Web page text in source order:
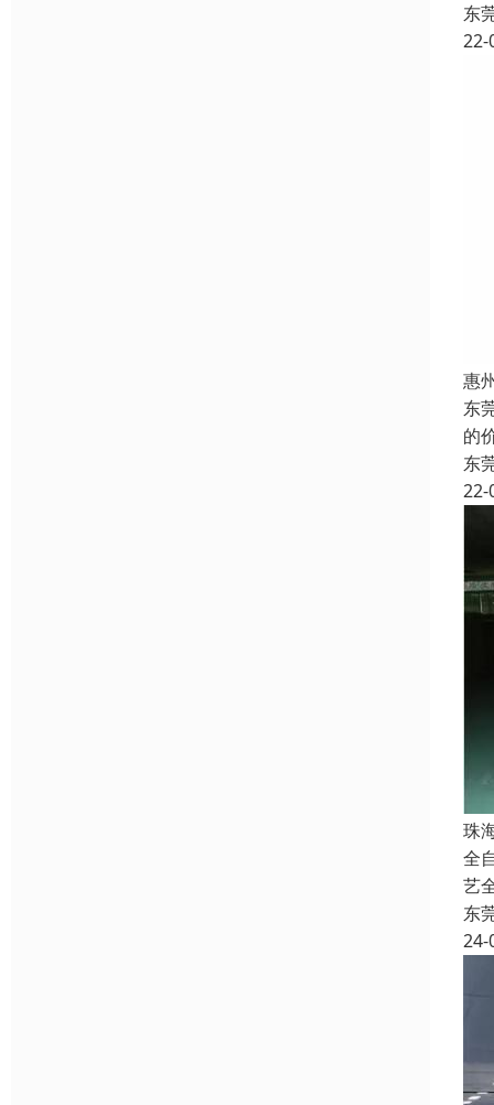
东
22-
惠
东
的
东
22-
珠
全
艺
东
24-